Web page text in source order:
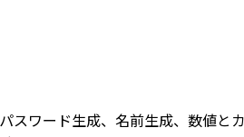
スワード生成、名前生成、数値と